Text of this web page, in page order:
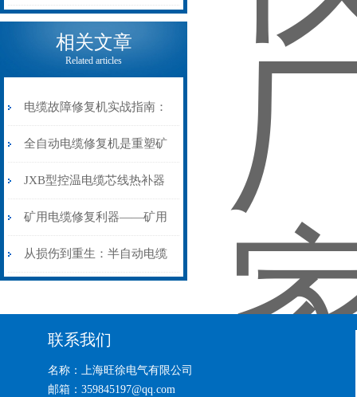
电缆热补机的核心价值
相关文章
Related articles
电缆故障修复机实战指南：
从“盲测”到“精确定点”的三
步作业法
全自动电缆修复机是重塑矿
山电力动脉的“智能外科医
生”
JXB型控温电缆芯线热补器
安装与接线：精准修复的工
艺基石
矿用电缆修复利器——矿用
电缆热补机智能控温，安全
从损伤到重生：半自动电缆
联系我们
名称：上海旺徐电气有限公司
邮箱：359845197@qq.com